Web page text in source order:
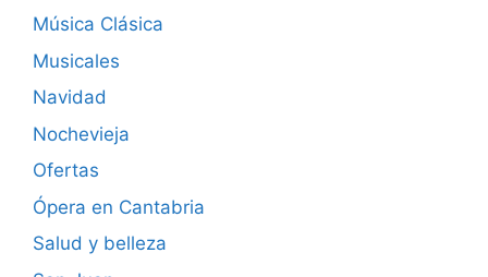
Música Clásica
Musicales
Navidad
Nochevieja
Ofertas
Ópera en Cantabria
Salud y belleza